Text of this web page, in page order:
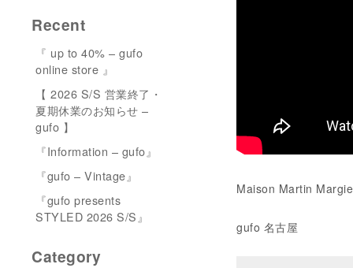
Maison Martin
gufo 名古屋
Recent
『 up to 40% – gufo
online store 』
【 2026 S/S 営業終了・
夏期休業のお知らせ –
gufo 】
『Information – gufo』
『gufo – Vintage』
『gufo presents
STYLED 2026 S/S』
Category